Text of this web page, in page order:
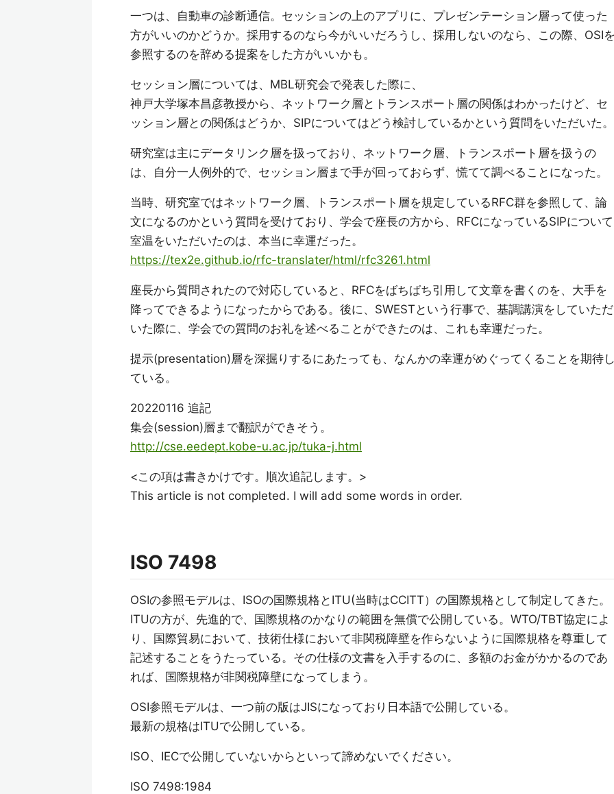
一つは、自動車の診断通信。セッションの上のアプリに、プレゼンテーション層って使った
方がいいのかどうか。採用するのなら今がいいだろうし、採用しないのなら、この際、OSI
参照するのを辞める提案をした方がいいかも。
セッション層については、MBL研究会で発表した際に、
神戸大学塚本昌彦教授から、ネットワーク層とトランスポート層の関係はわかったけど、セ
ッション層との関係はどうか、SIPについてはどう検討しているかという質問をいただいた。
研究室は主にデータリンク層を扱っており、ネットワーク層、トランスポート層を扱うの
は、自分一人例外的で、セッション層まで手が回っておらず、慌てて調べることになった。
当時、研究室ではネットワーク層、トランスポート層を規定しているRFC群を参照して、論
文になるのかという質問を受けており、学会で座長の方から、RFCになっているSIPについて
室温をいただいたのは、本当に幸運だった。
https://tex2e.github.io/rfc-translater/html/rfc3261.html
座長から質問されたので対応していると、RFCをばちばち引用して文章を書くのを、大手を
降ってできるようになったからである。後に、SWESTという行事で、基調講演をしていただ
いた際に、学会での質問のお礼を述べることができたのは、これも幸運だった。
提示(presentation)層を深掘りするにあたっても、なんかの幸運がめぐってくることを期待
ている。
20220116 追記
集会(session)層まで翻訳ができそう。
http://cse.eedept.kobe-u.ac.jp/tuka-j.html
<この項は書きかけです。順次追記します。>
This article is not completed. I will add some words in order.
ISO 7498
OSIの参照モデルは、ISOの国際規格とITU(当時はCCITT）の国際規格として制定してきた。
ITUの方が、先進的で、国際規格のかなりの範囲を無償で公開している。WTO/TBT協定によ
り、国際貿易において、技術仕様において非関税障壁を作らないように国際規格を尊重して
記述することをうたっている。その仕様の文書を入手するのに、多額のお金がかかるのであ
れば、国際規格が非関税障壁になってしまう。
OSI参照モデルは、一つ前の版はJISになっており日本語で公開している。
最新の規格はITUで公開している。
ISO、IECで公開していないからといって諦めないでください。
ISO 7498:1984